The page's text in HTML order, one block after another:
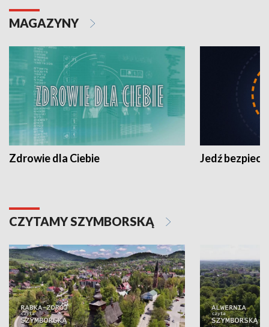
MAGAZYNY
Zdrowie dla Ciebie Jedź
CZYTAMY SZYMBORSKĄ